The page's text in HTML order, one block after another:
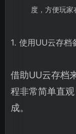
度，方便玩家
1. 使用UU云存档
借助UU云存档
程非常简单直
成。